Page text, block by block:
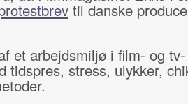
til danske
et arbejdsmiljø i film- og tv-
tidspres, stress, ulykker,